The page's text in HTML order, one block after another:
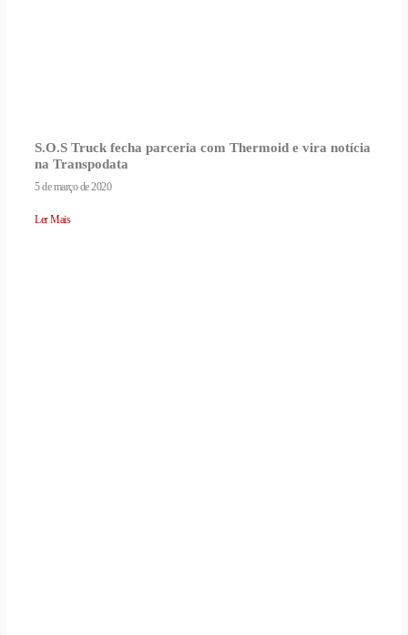
S.O.S Truck fecha parceria com Thermoid e vira notícia
na Transpodata
5 de março de 2020
Ler Mais